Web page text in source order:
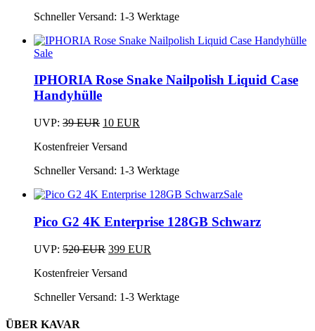
gewählt
mehrere
auf.
Die
können
auf
Produktseite
werden
Schneller Versand: 1-3 Werktage
Sale
Produkt
weist
mehrere
auf.
Die
Optionen
können
der
gewählt
werden
IPHORIA Rose Snake Nailpolish Liquid Case
Handyhülle
UVP: 39EUR Ursprünglicher
war:
10 EUR
Produkt
mehrere
auf.
Optionen
auf
Produktseite
werden
Kostenfreier Versand
Schneller Versand: 1-3 Werktage
Sale
Pico G2 4K Enterprise 128GB Schwarz
UVP: 520EUR Ursprünglicher
war:
399 EUR
Kostenfreier Versand
Schneller Versand: 1-3 Werktage
ÜBER KAVAR